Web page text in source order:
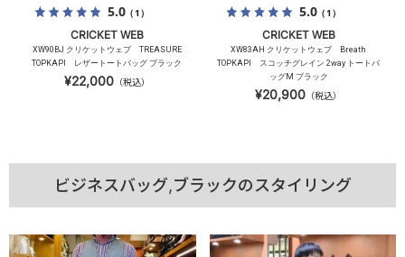
5.0（1）
CRICKET WEB
XW90BJ クリケットウェブ TREASURE
TOPKAPI レザートートバッグ ブラック
¥22,000（税込）
5.0（1）
CRICKET WEB
XW83AH クリケットウェブ Breath
TOPKAPI スコッチグレイン 2way トートバ
ッグM ブラック
¥20,900 （税込）
ビジネスバッグ,ブラックのスタイリング